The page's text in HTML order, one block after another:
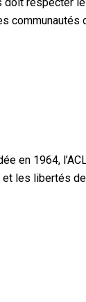
communautés
en 1964,
et les libertés